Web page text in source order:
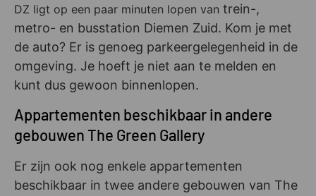
DZ ligt op een paar minuten lopen van trein-,
metro- en busstation Diemen Zuid. Kom je met
de auto? Er is genoeg parkeergelegenheid in de
omgeving. Je hoeft je niet aan te melden en
kunt dus gewoon binnenlopen.
Appartementen beschikbaar in andere
gebouwen The Green Gallery
Er zijn ook nog enkele appartementen
beschikbaar in twee andere gebouwen van The